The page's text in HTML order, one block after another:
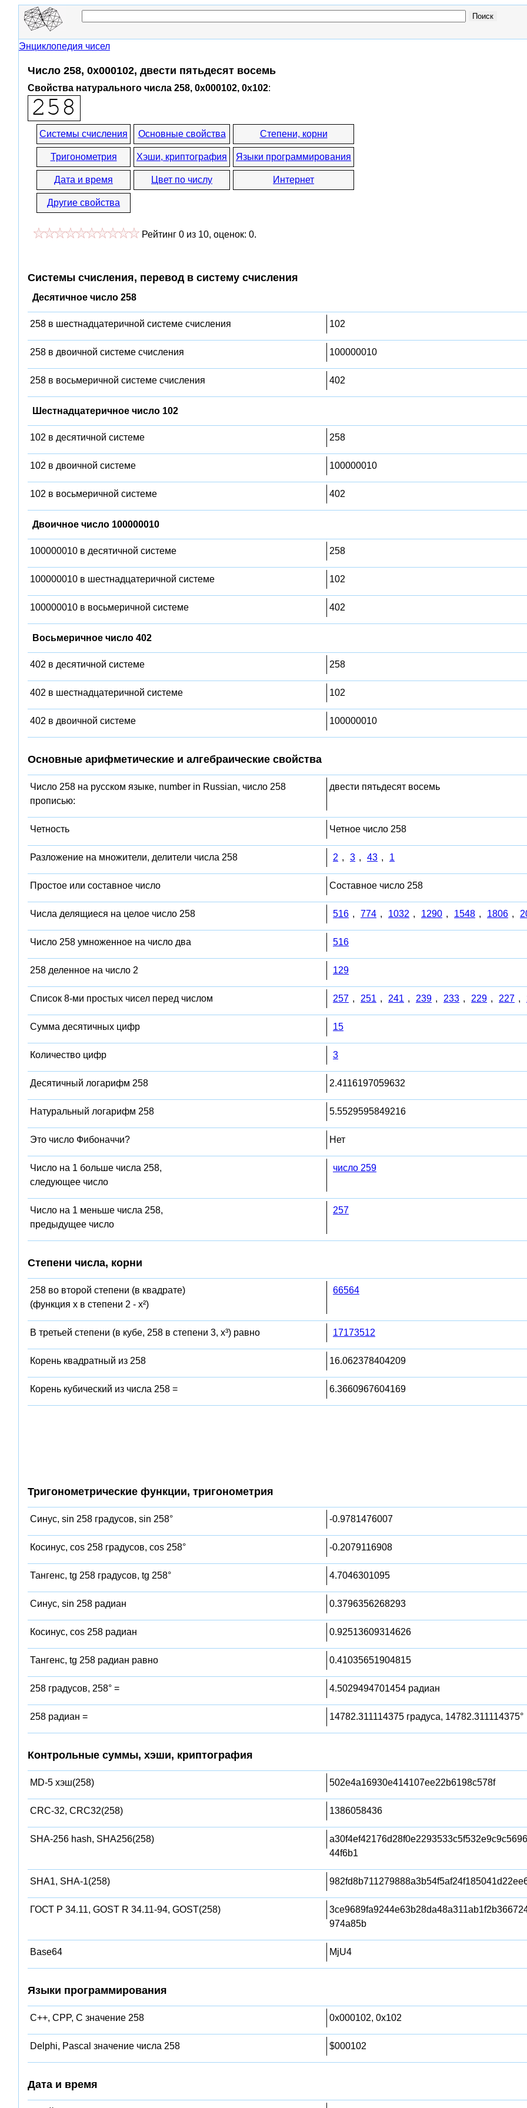
Энциклопедия чисел
Число 258, 0x000102, двести пятьдесят восемь
Свойства натурального числа 258, 0x000102, 0x102:
Системы счисления Основные свойства Степени, корни
Тригонометрия Хэши, криптография Языки программирования
Дата и время Цвет по числу Интернет
Другие свойства
Рейтинг 0 из 10, оценок: 0.
Системы счисления, перевод в систему счисления
Десятичное число 258
258 в шестнадцатеричной системе счисления 102
258 в двоичной системе счисления 100000010
258 в восьмеричной системе счисления 402
Шестнадцатеричное число 102
102 в десятичной системе 258
102 в двоичной системе 100000010
102 в восьмеричной системе 402
Двоичное число 100000010
100000010 в десятичной системе 258
100000010 в шестнадцатеричной системе 102
100000010 в восьмеричной системе 402
Восьмеричное число 402
402 в десятичной системе 258
402 в шестнадцатеричной системе 102
402 в двоичной системе 100000010
Основные арифметические и алгебраические свойства
Число 258 на русском языке, number in Russian, число 258
прописью:
двести пятьдесят восемь
Четность Четное число 258
Разложение на множители, делители числа 258 2 , 3 , 43 , 1
Простое или составное число Составное число 258
Числа делящиеся на целое число 258 516 , 774 , 1032 , 1290 , 1548 , 1806 ,
Число 258 умноженное на число два 516
258 деленное на число 2 129
Список 8-ми простых чисел перед числом 257 , 251 , 241 , 239 , 233 , 229 , 227 ,
Сумма десятичных цифр 15
Количество цифр 3
Десятичный логарифм 258 2.4116197059632
Натуральный логарифм 258 5.5529595849216
Это число Фибоначчи? Нет
Число на 1 больше числа 258,
следующее число
число 259
Число на 1 меньше числа 258,
предыдущее число
257
Степени числа, корни
258 во второй степени (в квадрате)
(функция x в степени 2 - x²)
66564
В третьей степени (в кубе, 258 в степени 3, x³) равно 17173512
Корень квадратный из 258 16.062378404209
Корень кубический из числа 258 = 6.3660967604169
Тригонометрические функции, тригонометрия
Синус, sin 258 градусов, sin 258° -0.9781476007
Косинус, cos 258 градусов, cos 258° -0.2079116908
Тангенс, tg 258 градусов, tg 258° 4.7046301095
Синус, sin 258 радиан 0.3796356268293
Косинус, cos 258 радиан 0.92513609314626
Тангенс, tg 258 радиан равно 0.41035651904815
258 градусов, 258° = 4.5029494701454 радиан
258 радиан = 14782.311114375 градуса, 14782.311114375°
Контрольные суммы, хэши, криптография
MD-5 хэш(258) 502e4a16930e414107ee22b6198c578f
CRC-32, CRC32(258) 1386058436
SHA-256 hash, SHA256(258)
44f6b1
SHA1, SHA-1(258)
ГОСТ Р 34.11, GOST R 34.11-94, GOST(258)
974a85b
Base64 MjU4
Языки программирования
C++, CPP, C значение 258 0x000102, 0x102
Delphi, Pascal значение числа 258 $000102
Дата и время